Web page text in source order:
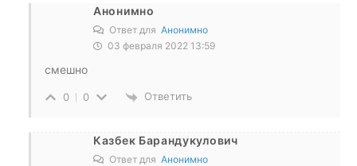
Анонимно
Ответ для Анонимно
03 февраля 2022 13:59
смешно
0 0 Ответить
Казбек Барандукулович
Ответ для Анонимно